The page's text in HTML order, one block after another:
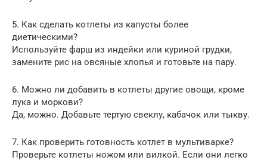
5. Как сделать котлеты из капусты более
диетическими?
Используйте фарш из индейки или куриной грудки,
замените рис на овсяные хлопья и готовьте на пару.
6. Можно ли добавить в котлеты другие овощи, кроме
лука и моркови?
Да, можно. Добавьте тертую свеклу, кабачок или тыкву.
7. Как проверить готовность котлет в мультиварке?
Проверьте котлеты ножом или вилкой. Если они легко